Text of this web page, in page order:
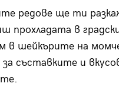
редове ще ти
прохладата в
в шейкърите на
за съставките и